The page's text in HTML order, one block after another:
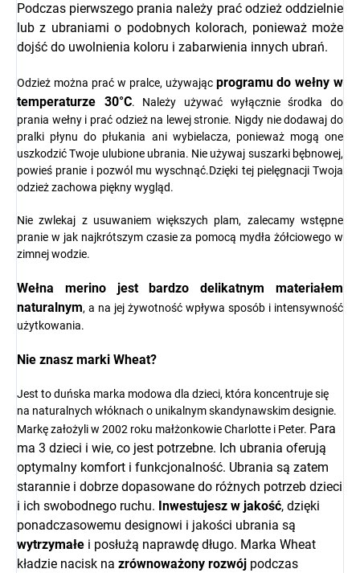
Podczas pierwszego prania należy prać odzież oddzielnie
lub z ubraniami o podobnych kolorach, ponieważ może
dojść do uwolnienia koloru i zabarwienia innych ubrań.
Odzież można prać w pralce, używając programu do wełny w
temperaturze 30°C. Należy używać wyłącznie środka do
prania wełny i prać odzież na lewej stronie. Nigdy nie dodawaj do
pralki płynu do płukania ani wybielacza, ponieważ mogą one
uszkodzić Twoje ulubione ubrania. Nie używaj suszarki bębnowej,
powieś pranie i pozwól mu wyschnąć.Dzięki tej pielęgnacji Twoja
odzież zachowa piękny wygląd.
Nie zwlekaj z usuwaniem większych plam, zalecamy wstępne
pranie w jak najkrótszym czasie za pomocą mydła żółciowego w
zimnej wodzie.
Wełna merino jest bardzo delikatnym materiałem
naturalnym, a na jej żywotność wpływa sposób i intensywność
użytkowania.
Nie znasz marki Wheat?
Jest to duńska marka modowa dla dzieci, która koncentruje się
na naturalnych włóknach o unikalnym skandynawskim designie.
Markę założyli w 2002 roku małżonkowie Charlotte i Peter. Para
ma 3 dzieci i wie, co jest potrzebne. Ich ubrania oferują
optymalny komfort i funkcjonalność. Ubrania są zatem
starannie i dobrze dopasowane do różnych potrzeb dzieci
i ich swobodnego ruchu. Inwestujesz w jakość, dzięki
ponadczasowemu designowi i jakości ubrania są
wytrzymałe i posłużą naprawdę długo. Marka Wheat
kładzie nacisk na zrównoważony rozwój podczas